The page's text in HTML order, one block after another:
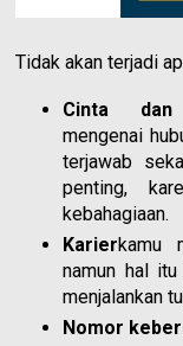
Tidak akan terjadi
Cinta dan
mengenai
terjawab
penting,
kebahagiaan.
Karierkamu
namun hal
menjalankan
Nomor